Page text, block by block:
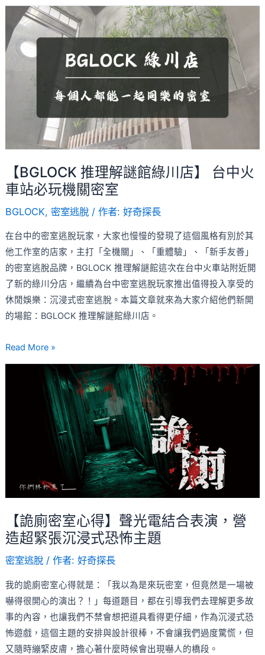
閒
樂
超
讚
【BGLOCK 推理解謎館綠川店】 台中火
車站必玩機關密室
BGLOCK, 密室逃脫/ 作者: 好奇探長
在台中的密室逃脫玩家，大家也慢慢的發現了這個風格有別於其
他工作室的店家，主打「全機關」、「重體驗」、「新手友善」
的密室逃脫品牌，BGLOCK 推理解謎館這次在台中火車站附近開
了新的綠川分店，繼續為台中密室逃脫玩家推出值得投入享受的
休閒娛樂：沉浸式密室逃脫。本篇文章就來為大家介紹他們新開
的場館：BGLOCK 推理解謎館綠川店。
【BGLOCK
推
理
火
必
玩
機
關
密
室
Read More »
【詭廁密室心得】聲光電結合表演，營
造超緊張沉浸式恐怖主題
密室逃脫/ 作者: 好奇探長
我的詭廁密室心得就是：「我以為是來玩密室，但竟然是一場被
嚇得很開心的演出？！」每道題目，都在引導我們去理解更多故
事的內容，也讓我們不禁會想把道具看得更仔細，作為沉浸式恐
怖遊戲，這個主題的安排與設計很棒，不會讓我們過度驚慌，但
又隨時繃緊皮膚，擔心著什麼時候會出現嚇人的橋段。
電
合
表
演，
營
造
超
緊
張